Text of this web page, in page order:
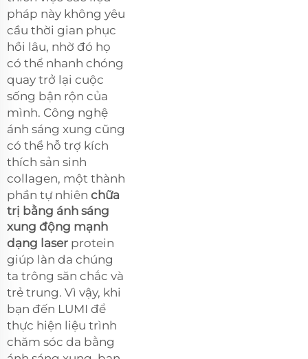
pháp này không yêu
cầu thời gian phục
hồi lâu, nhờ đó họ
có thể nhanh chóng
quay trở lại cuộc
sống bận rộn của
mình. Công nghệ
ánh sáng xung cũng
có thể hỗ trợ kích
thích sản sinh
collagen, một thành
phần tự nhiên chữa
trị bằng ánh sáng
xung động mạnh
dạng laser protein
giúp làn da chúng
ta trông săn chắc và
trẻ trung. Vì vậy, khi
bạn đến LUMI để
thực hiện liệu trình
chăm sóc da bằng